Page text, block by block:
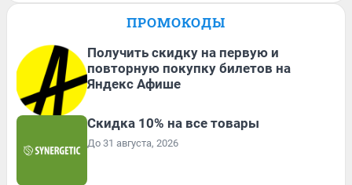
ПРОМОКОДЫ
Получить скидку на первую и
повторную покупку билетов на
Яндекс Афише
Скидка 10% на все товары
До 31 августа, 2026